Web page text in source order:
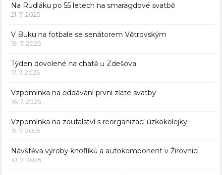
Na Rudláku po 55 letech na smaragdové svatbě
21. 7. 2025
V Buku na fotbale se senátorem Větrovským
19. 7. 2025
Týden dovolené na chatě u Zdešova
17. 7. 2025
Vzpomínka na oddávání první zlaté svatby
16. 7. 2025
Vzpomínka na zoufalství s reorganizací úzkokolejky
15. 7. 2025
Návštěva výroby knoflíků a autokomponent v Žirovnici
10. 7. 2025